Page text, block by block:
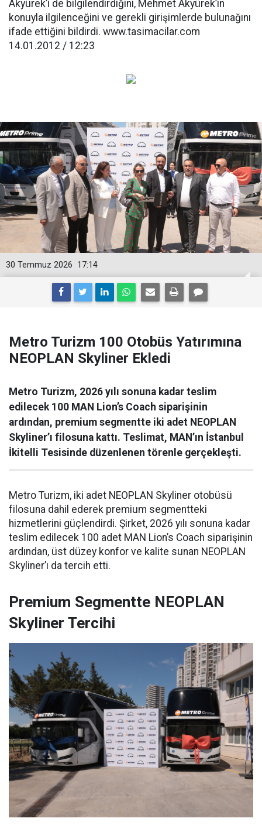
Akyürek’i de bilgilendirdiğini, Mehmet Akyürek’in
konuyla ilgilenceğini ve gerekli girişimlerde bulunağını
ifade ettiğini bildirdi. www.tasimacilar.com
14.01.2012 / 12:23
17:14
30 Temmuz 2026
Metro Turizm 100 Otobüs Yatırımına
NEOPLAN Skyliner Ekledi
Metro Turizm, 2026 yılı sonuna kadar teslim
edilecek 100 MAN Lion’s Coach siparişinin
ardından, premium segmentte iki adet NEOPLAN
Skyliner’ı filosuna kattı. Teslimat, MAN’ın İstanbul
İkitelli Tesisinde düzenlenen törenle gerçekleşti.
Metro Turizm, iki adet NEOPLAN Skyliner otobüsü
filosuna dahil ederek premium segmentteki
hizmetlerini güçlendirdi. Şirket, 2026 yılı sonuna kadar
teslim edilecek 100 adet MAN Lion’s Coach siparişinin
ardından, üst düzey konfor ve kalite sunan NEOPLAN
Skyliner’ı da tercih etti.
Premium Segmentte NEOPLAN
Skyliner Tercihi